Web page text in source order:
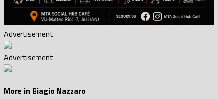
Advertisement
Advertisement
More in Biagio Nazzaro